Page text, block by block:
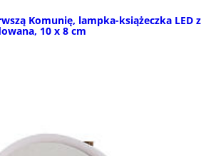
Komunię, lampka-książeczka LED z
10 x 8 cm